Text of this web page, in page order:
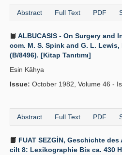
Abstract Full Text PDF
ALBUCASIS - On Surgery and
com. M. S. Spink and G. L.
(B/8496). [Kitap Tanıtımı]
Esin Kâhya
Issue: October 1982, Volume 46 -
Abstract Full Text PDF
FUAT SEZGİN, Geschichte
cilt 8: Lexikographie Bis ca. 430